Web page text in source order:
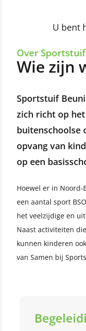
U bent
Over
Wie zijn
Sportstuif
zich richt op
buitenschoolse
opvang van
op een
Hoewel er in
een aantal sport
het veelzijdige en
Naast activiteiten
kunnen kinderen
van Samen bij